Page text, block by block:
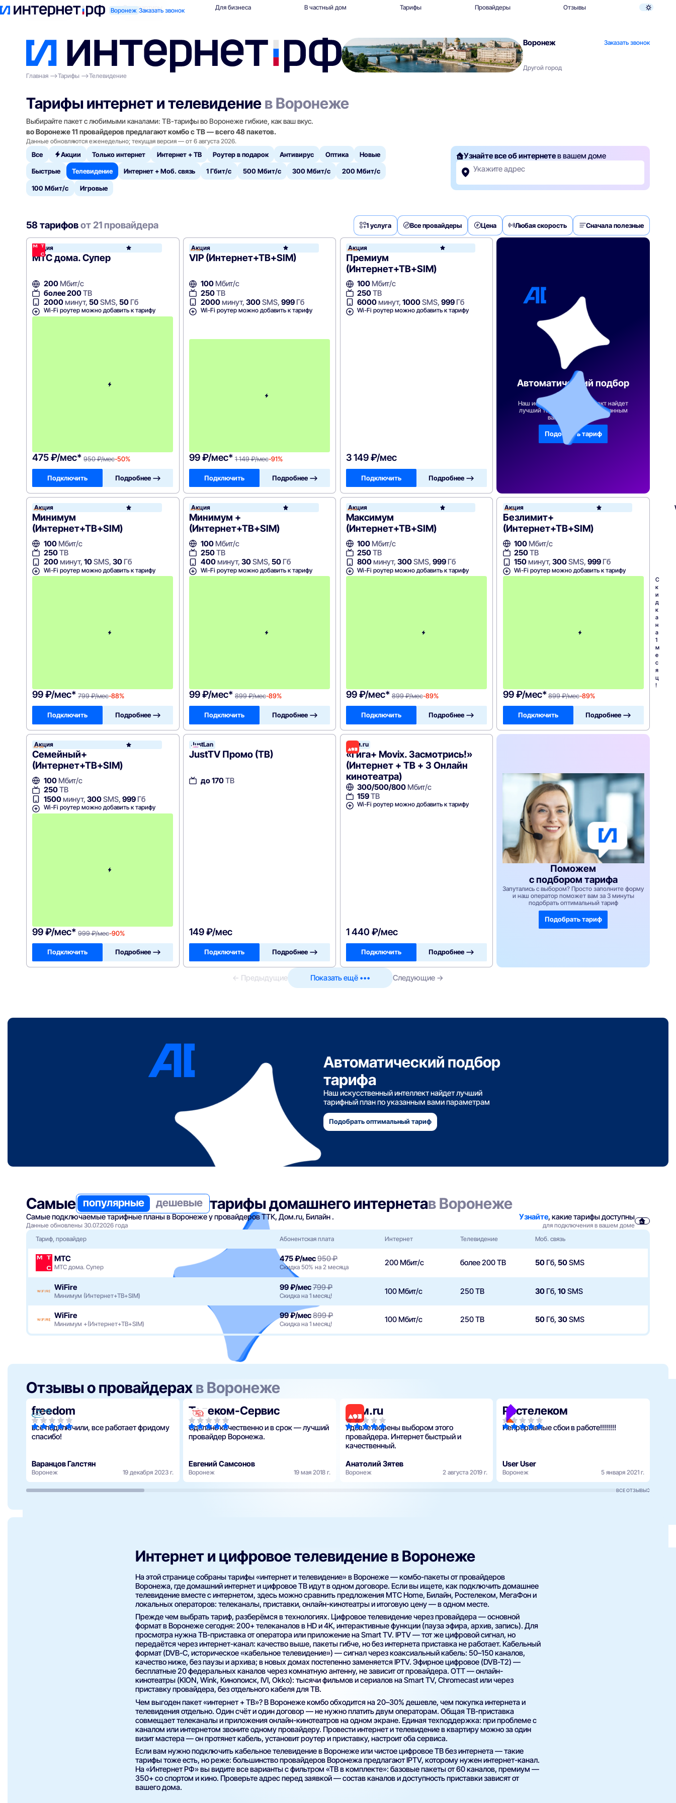
Воронеж Заказать звонок
Поиск по адресу Для квартиры Для бизнеса В частный дом Тарифы Провайдеры Отзывы
Воронеж Заказать звонок
Другой город
Главная
Тарифы Телевидение
Тарифы интернет и телевидениев Воронеже
Выбирайте пакет с любимыми каналами: ТВ-тарифы во Воронеже гибкие, как ваш вкус.
во Воронеже 11 провайдеров предлагают комбо с ТВ — всего 48 пакетов.
Данные обновляются еженедельно; текущая версия — от 6 августа 2026.
Все Акции Только интернет Интернет + ТВ Роутер в подарок Антивирус Оптика Новые
Быстрые Телевидение Интернет + Моб. связь 1 Гбит/с 500 Мбит/с 300 Мбит/с 200 Мбит/с
100 Мбит/с Игровые
Узнайте все об интернетев вашем доме
Укажите адрес
58 тарифовот 21 провайдера 1 услуга Все провайдеры Цена Любая скорость Сначала полезные
Акция МТС
МТС дома. Супер
200Мбит/с
более 200ТВ
2000минут, 50SMS, 50Гб
Wi-Fi роутер можно добавить к тарифу
475 ₽/мес* 950 ₽/мес-50%
Подключить Подробнее —>
Акция WiFire
VIP (Интернет+ТВ+SIM)
100Мбит/с
250ТВ
2000минут, 300SMS, 999Гб
Wi-Fi роутер можно добавить к тарифу
99 ₽/мес* 1 149 ₽/мес-91%
Подключить Подробнее —>
Акция
Премиум
(Интернет+ТВ+SIM)
100 Мбит/с
250ТВ
6000минут,1000SMS,999 Гб
Wi-Fi роутер можно добавить к тарифу
3 149 ₽/мес
Подключить Подробнее —>
Автоматический подбор
тарифа
Наш искусственный интеллект найдет
лучший тарифный план по указанным
вами параметрам
Подобрать тариф
Акция WiFire
Минимум
(Интернет+ТВ+SIM)
100Мбит/с
250ТВ
200минут, 10SMS, 30Гб
Wi-Fi роутер можно добавить к тарифу
99 ₽/мес* 799 ₽/мес-88%
Подключить Подробнее —>
Акция WiFire
Минимум +
(Интернет+ТВ+SIM)
100Мбит/с
250ТВ
400минут, 30SMS, 50Гб
Wi-Fi роутер можно добавить к тарифу
99 ₽/мес* 899 ₽/мес-89%
Подключить Подробнее —>
Акция WiFire
Максимум
(Интернет+ТВ+SIM)
100 Мбит/с
250ТВ
800минут,300SMS,999 Гб
Wi-Fi роутер можно добавить к тарифу
99 ₽/мес* 899 ₽/мес-89%
Подключить Подробнее —>
Акция
Безлимит+
(Интернет+ТВ+SIM)
100 Мбит/с
250ТВ
150минут,300SMS,999 Гб
Wi-Fi роутер можно добавить к тарифу
С
к
и
д
к
а
н
а
1
м
е
с
я
ц
!
99 ₽/мес* 899 ₽/мес-89%
Подключить Подробнее —>
Акция WiFire
Семейный+
(Интернет+ТВ+SIM)
100Мбит/с
250ТВ
1500минут, 300SMS, 999Гб
Wi-Fi роутер можно добавить к тарифу
99 ₽/мес* 999 ₽/мес-90%
Подключить Подробнее —>
JustLan
JustTV Промо (ТВ)
до 170ТВ
149 ₽/мес
Подключить Подробнее —>
Дом.ru
«Гига+ Movix. Засмотрись!»
(Интернет + ТВ + 3 Онлайн
кинотеатра)
300/500/800 Мбит/с
159ТВ
Wi-Fi роутер можно добавить к тарифу
1 440 ₽/мес
Подключить Подробнее —>
Поможем
с подбором тарифа
Запутались с выбором? Просто заполните форму
и наш оператор поможет вам за 3 минуты
подобрать оптимальный тариф
Подобрать тариф
← Предыдущие Показать ещё ••• Следующие →
Автоматический подбор
тарифа
Наш искусственный интеллект найдет лучший
тарифный план по указанным вами параметрам
Подобрать оптимальный тариф
Самые популярные дешевые тарифы домашнего интернетав Воронеже
Самые подключаемые тарифные планы в Воронеже у провайдеров ТТК, Дом.ru, Билайн .
Данные обновлены 30.07.2026 года
Узнайте, какие тарифы доступны
для подключения в вашем доме
Тариф, провайдер
Абонентская плата Интернет Телевидение Моб. связь
МТС
МТС дома. Супер
475 ₽/мес950 ₽
Скидка 50% на 2 месяца 200 Мбит/с более 200 ТВ 50 Гб,50SMS
WiFire
Минимум (Интернет+ТВ+SIM)
99 ₽/мес799 ₽
Скидка на 1 месяц! 100 Мбит/с 250 ТВ 30Гб,10SMS
WiFire
Минимум +(Интернет+ТВ+SIM)
99 ₽/мес899 ₽
Скидка на 1 месяц! 100 Мбит/с 250 ТВ 50Гб,30SMS
Отзывы о провайдерахв Воронеже
freedom
все подключили, все работает фридому
спасибо!
Варанцов Галстян
Воронеж 19 декабря 2023 г.
Телеком-Сервис
Сделано качественно и в срок — лучший
провайдер Воронежа.
Евгений Самсонов
Воронеж 19 мая 2018 г.
Дом.ru
Удовлетворены выбором этого
провайдера. Интернет быстрый и
качественный.
Анатолий Зятев
Воронеж 2 августа 2019 г.
Ростелеком
Непрерывные сбои в работе!!!!!!!!
User User
Воронеж 5 января 2021 г.
ВСЕ ОТЗЫВЫ
Интернет и цифровое телевидение в Воронеже
На этой странице собраны тарифы «интернет и телевидение» в Воронеже — комбо-пакеты от провайдеров
Воронежа, где домашний интернет и цифровое ТВ идут в одном договоре. Если вы ищете, как подключить домашнее
телевидение вместе с интернетом, здесь можно сравнить предложения МТС Home, Билайн, Ростелеком, МегаФон и
локальных операторов: телеканалы, приставки, онлайн-кинотеатры и итоговую цену — в одном месте.
Прежде чем выбрать тариф, разберёмся в технологиях. Цифровое телевидение через провайдера — основной
формат в Воронеже сегодня: 200+ телеканалов в HD и 4K, интерактивные функции (пауза эфира, архив, запись). Для
просмотра нужна ТВ-приставка от оператора или приложение на Smart TV. IPTV — тот же цифровой сигнал, но
передаётся через интернет-канал: качество выше, пакеты гибче, но без интернета приставка не работает. Кабельный
формат (DVB-C, историческое «кабельное телевидение») — сигнал через коаксиальный кабель: 50–150 каналов,
качество ниже, без паузы и архива; в новых домах постепенно заменяется IPTV. Эфирное цифровое (DVB-T2) —
бесплатные 20 федеральных каналов через комнатную антенну, не зависит от провайдера. OTT — онлайн-
кинотеатры (KION, Wink, Кинопоиск, IVI, Okko): тысячи фильмов и сериалов на Smart TV, Chromecast или через
приставку провайдера, без отдельного кабеля для ТВ.
Чем выгоден пакет «интернет + ТВ»? В Воронеже комбо обходится на 20–30% дешевле, чем покупка интернета и
телевидения отдельно. Один счёт и один договор — не нужно платить двум операторам. Общая ТВ-приставка
совмещает телеканалы и приложения онлайн-кинотеатров на одном экране. Единая техподдержка: при проблеме с
каналом или интернетом звоните одному провайдеру. Провести интернет и телевидение в квартиру можно за один
визит мастера — он протянет кабель, установит роутер и приставку, настроит оба сервиса.
Если вам нужно подключить кабельное телевидение в Воронеже или чистое цифровое ТВ без интернета — такие
тарифы тоже есть, но реже: большинство провайдеров Воронежа предлагают IPTV, которому нужен интернет-канал.
На «Интернет РФ» вы видите все варианты с фильтром «ТВ в комплекте»: базовые пакеты от 60 каналов, премиум —
350+ со спортом и кино. Проверьте адрес перед заявкой — состав каналов и доступность приставки зависят от
вашего дома.